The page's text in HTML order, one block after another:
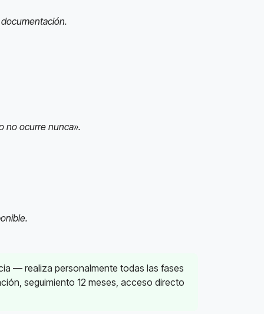
no ocurre nunca».
— realiza personalmente todas las fases
seguimiento 12 meses, acceso directo